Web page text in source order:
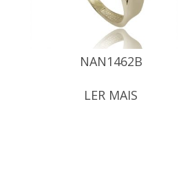
NAN1462B
LER MAIS